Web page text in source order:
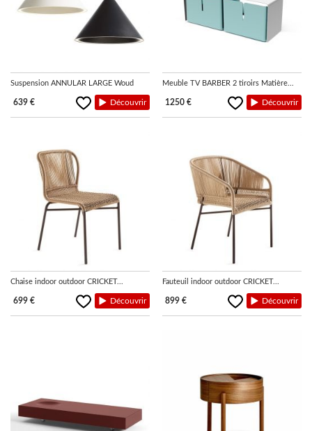
Suspension ANNULAR LARGE Woud
639 € Découvrir
Meuble TV BARBER 2 tiroirs Matière...
1250 € Découvrir
Chaise indoor outdoor CRICKET...
699 € Découvrir
Fauteuil indoor outdoor CRICKET...
899 € Découvrir